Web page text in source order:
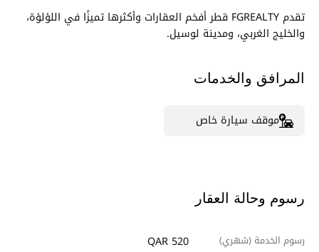
تقدم FGREALTY قطر أفخم العقارات وأكثرها تميزًا في اللؤلؤة،
والخليج الغربي، ومدينة لوسيل.
المرافق والخدمات
موقف سيارة خاص
رسوم وحالة العقار
رسوم الخدمة (شهري) QAR 520